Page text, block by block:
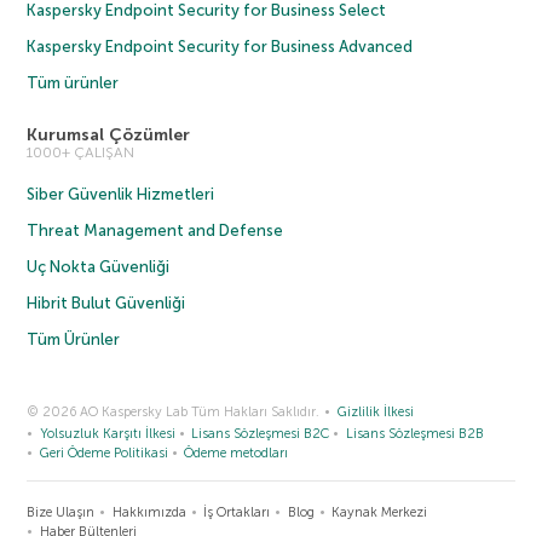
Kaspersky Endpoint Security for Business Select
Kaspersky Endpoint Security for Business Advanced
Tüm ürünler
Kurumsal Çözümler
1000+ ÇALIŞAN
Siber Güvenlik Hizmetleri
Threat Management and Defense
Uç Nokta Güvenliği
Hibrit Bulut Güvenliği
Tüm Ürünler
© 2026 AO Kaspersky Lab Tüm Hakları Saklıdır.
Gizlilik İlkesi
Yolsuzluk Karşıtı İlkesi
Lisans Sözleşmesi B2C
Lisans Sözleşmesi B2B
Geri Ödeme Politikasi
Ödeme metodları
Bize Ulaşın Hakkımızda İş Ortakları Blog
Kaynak Merkezi
Haber Bültenleri